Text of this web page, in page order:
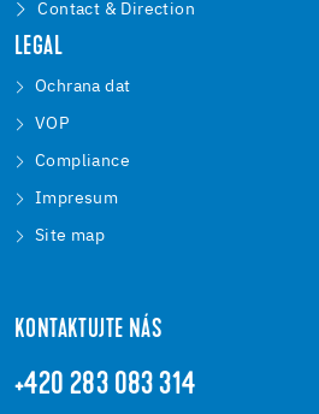
Contact & Direction
LEGAL
Ochrana dat
VOP
Compliance
Impresum
Site map
KONTAKTUJTE NÁS
+420 283 083 314